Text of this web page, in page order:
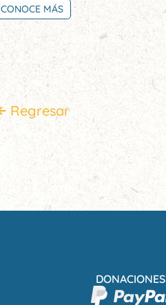
CONOCE MÁS
Regresar
DONACIONES